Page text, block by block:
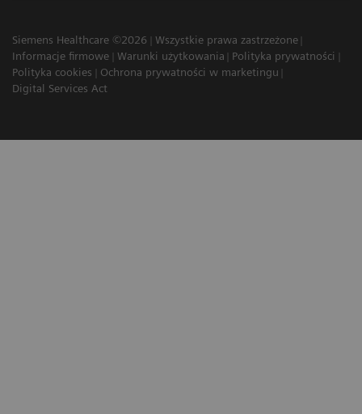
Siemens Healthcare ©2026
Wszystkie prawa zastrzeżone
Informacje firmowe
Warunki użytkowania
Polityka prywatności
Polityka cookies
Ochrona prywatności w marketingu
Digital Services Act